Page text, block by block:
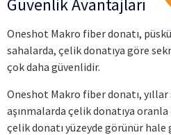
Oneshot Makro fiber donatı,
sahalarda, çelik donatıya göre
çok daha güvenlidir.
Oneshot Makro fiber donatı,
aşınmalarda çelik donatıya
çelik donatı yüzeyde görünür